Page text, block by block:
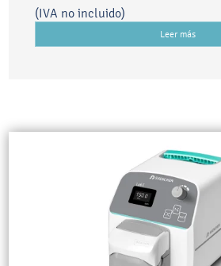
(IVA no incluido)
Leer más